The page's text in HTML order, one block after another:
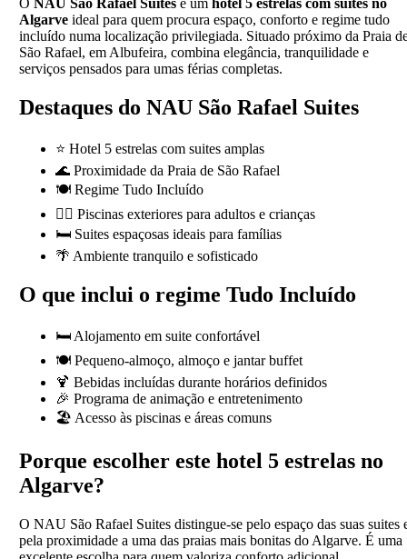
Algarveideal para quem procura espaço, conforto e regime tudo
incluído numa localização privilegiada. Situado próximo da Praia
São Rafael, em Albufeira, combina elegância, tranquilidade e
serviços pensados para umas férias completas.
Destaques do NAU São Rafael Suites
⭐ Hotel 5 estrelas com suites amplas
🌊 Proximidade da Praia de São Rafael
🍽️ Regime Tudo Incluído
🏊‍♀️ Piscinas exteriores para adultos e crianças
🛏️ Suites espaçosas ideais para famílias
🌴 Ambiente tranquilo e sofisticado
O que inclui o regime Tudo Incluído
🛏️ Alojamento em suite confortável
🍽️ Pequeno-almoço, almoço e jantar buffet
🍹 Bebidas incluídas durante horários definidos
🎉 Programa de animação e entretenimento
🏖️ Acesso às piscinas e áreas comuns
Porque escolher este hotel 5 estrelas no
Algarve?
O NAU São Rafael Suites distingue-se pelo espaço das suas suites
pela proximidade a uma das praias mais bonitas do Algarve. É uma